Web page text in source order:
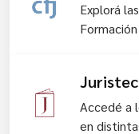
Explorá
Accedé a
en